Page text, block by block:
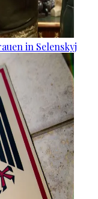
in Selenskyj